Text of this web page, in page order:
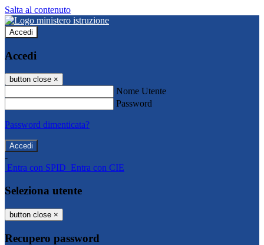
Salta al contenuto
Accedi
Accedi
button close ×
Nome Utente
Password
Password dimenticata?
-
Entra con SPID Entra con CIE
Seleziona utente
button close ×
Recupero password